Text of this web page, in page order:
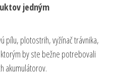
jedným
pílu, plotostrih, vyžínač trávnika,
by ste bežne potrebovali
akumulátorov.